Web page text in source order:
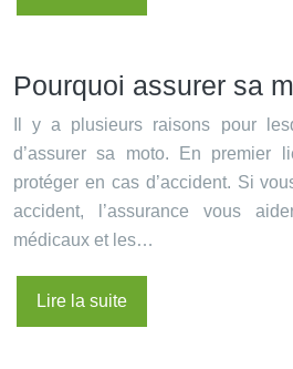
Pourquoi assurer sa
Il y a plusieurs raisons pour
d’assurer sa moto. En premier
protéger en cas d’accident. Si
accident, l’assurance vous
médicaux et les…
Lire la suite